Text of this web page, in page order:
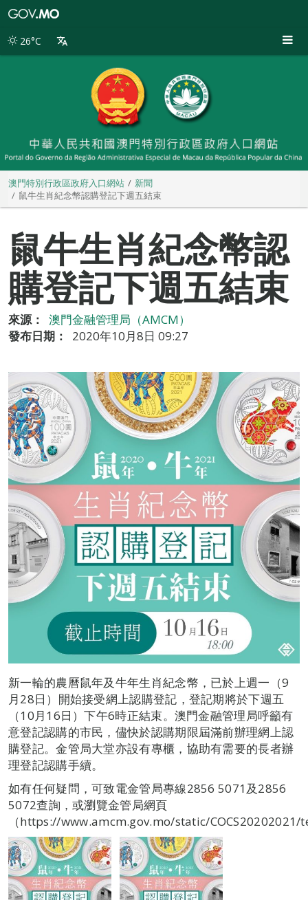
別
26°C
澳門特別行政區政府入口網站
新聞
鼠牛生肖紀念幣認購登記下週五結束
鼠牛生肖紀念幣認
購登記下週五結束
來源：
澳門金融管理局（AMCM）
發布日期：
2020年10月8日 09:27
新一輪的農曆鼠年及牛年生肖紀念幣，已於上週一（9
月28日）開始接受網上認購登記，登記期將於下週五
（10月16日）下午6時正結束。澳門金融管理局呼籲有
意登記認購的市民，儘快於認購期限屆滿前辦理網上認
購登記。金管局大堂亦設有專櫃，協助有需要的長者辦
理登記認購手續。
如有任何疑問，可致電金管局專線2856 5071及2856
5072查詢，或瀏覽金管局網頁
（https://www.amcm.gov.mo/static/COCS20202021/